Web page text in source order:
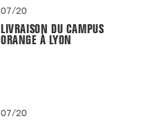
07/20
LIVRAISON DU CAMPUS
ORANGE À LYON
07/20